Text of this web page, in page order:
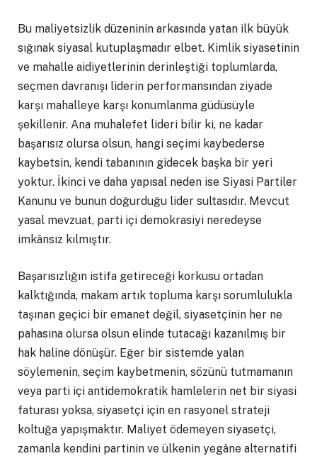
Bu maliyetsizlik düzeninin arkasında yatan ilk büyük
sığınak siyasal kutuplaşmadır elbet. Kimlik siyasetinin
ve mahalle aidiyetlerinin derinleştiği toplumlarda,
seçmen davranışı liderin performansından ziyade
karşı mahalleye karşı konumlanma güdüsüyle
şekillenir. Ana muhalefet lideri bilir ki, ne kadar
başarısız olursa olsun, hangi seçimi kaybederse
kaybetsin, kendi tabanının gidecek başka bir yeri
yoktur. İkinci ve daha yapısal neden ise Siyasi Partiler
Kanunu ve bunun doğurduğu lider sultasıdır. Mevcut
yasal mevzuat, parti içi demokrasiyi neredeyse
imkânsız kılmıştır.
Başarısızlığın istifa getireceği korkusu ortadan
kalktığında, makam artık topluma karşı sorumlulukla
taşınan geçici bir emanet değil, siyasetçinin her ne
pahasına olursa olsun elinde tutacağı kazanılmış bir
hak haline dönüşür. Eğer bir sistemde yalan
söylemenin, seçim kaybetmenin, sözünü tutmamanın
veya parti içi antidemokratik hamlelerin net bir siyasi
faturası yoksa, siyasetçi için en rasyonel strateji
koltuğa yapışmaktır. Maliyet ödemeyen siyasetçi,
zamanla kendini partinin ve ülkenin yegâne alternatifi